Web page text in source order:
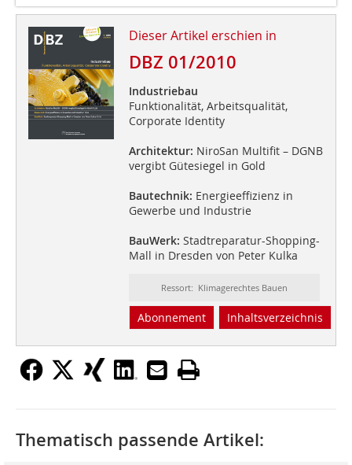
Dieser Artikel erschien in
DBZ 01/2010
Industriebau
Funktionalität, Arbeitsqualität,
Corporate Identity
Architektur: NiroSan Multifit – DGNB
vergibt Gütesiegel in Gold
Bautechnik: Energieeffizienz in
Gewerbe und Industrie
BauWerk: Stadtreparatur-Shopping-
Mall in Dresden von Peter Kulka
Ressort: Klimagerechtes Bauen
Abonnement Inhaltsverzeichnis
Thematisch passende Artikel: